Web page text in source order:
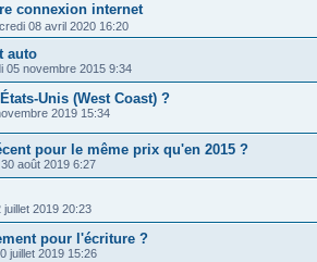
connexion internet
08 avril 2020 16:20
auto
05 novembre 2015 9:34
Unis (West Coast) ?
2019 15:34
pour le même prix qu'en 2015 ?
août 2019 6:27
juillet 2019 20:23
pour l'écriture ?
juillet 2019 15:26